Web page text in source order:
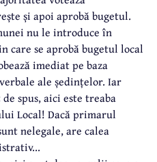
și apoi aprobă bugetul.
nu le introduce în
care se aprobă bugetul local
imediat pe baza
ale ședințelor. Iar
spus, aici este treaba
Local! Dacă primarul
nelegale, are calea